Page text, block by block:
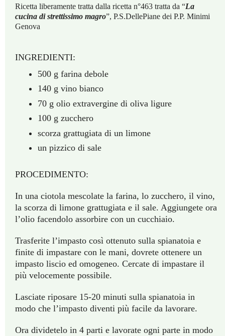
Ricetta liberamente tratta dalla ricetta n°463 tratta da “La
cucina di strettissimo magro”, P.S.DellePiane dei P.P. Minimi
Genova
INGREDIENTI:
500 g farina debole
140 g vino bianco
70 g olio extravergine di oliva ligure
100 g zucchero
scorza grattugiata di un limone
un pizzico di sale
PROCEDIMENTO:
In una ciotola mescolate la farina, lo zucchero, il vino,
la scorza di limone grattugiata e il sale. Aggiungete ora
l’olio facendolo assorbire con un cucchiaio.
Trasferite l’impasto così ottenuto sulla spianatoia e
finite di impastare con le mani, dovrete ottenere un
impasto liscio ed omogeneo. Cercate di impastare il
più velocemente possibile.
Lasciate riposare 15-20 minuti sulla spianatoia in
modo che l’impasto diventi più facile da lavorare.
Ora dividetelo in 4 parti e lavorate ogni parte in modo